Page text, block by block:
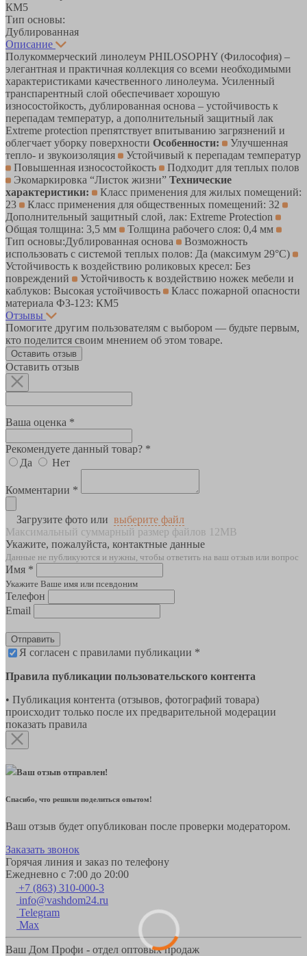
КМ5
Тип основы:
Дублированная
Описание
Полукоммерческий линолеум PHILOSOPHY (Философия) –
элегантная и практичная коллекция со всеми необходимыми
характеристиками качественного линолеума. Усиленный
транспарентный слой обеспечивает хорошую
износостойкость, дублированная основа – устойчивость к
перепадам температур, а дополнительный защитный лак
Extreme protection препятствует впитыванию загрязнений и
облегчает уборку поверхности Особенности:
Улучшенная
тепло- и звукоизоляция
Устойчивый к перепадам температур
Повышенная износостойкость
Подходит для теплых полов
Экомаркировка “Листок жизни” Технические
характеристики:
Класс применения для жилых помещений:
23
Класс применения для общественных помещений: 32
Дополнительный защитный слой, лак: Extreme Protection
Общая толщина: 3,5 мм
Толщина рабочего слоя: 0,4 мм
Тип основы:Дублированная основа
Возможность
использовать с системой теплых полов: Да (максимум 29°C)
Устойчивость к воздействию роликовых кресел: Без
повреждений
Устойчивость к воздействию ножек мебели и
каблуков: Высокая устойчивость
Класс пожарной опасности
материала ФЗ-123: КМ5
Отзывы
Помогите другим пользователям с выбором — будьте первым,
кто поделится своим мнением об этом товаре.
Оставить отзыв
Оставить отзыв
Ваша оценка *
Рекомендуете данный товар? *
Да
Нет
Комментарии *
Загрузите фото или выберите файл
Максимальный суммарный размер файлов 12MB
Укажите, пожалуйста, контактные данные
Данные не публикуются и нужны, чтобы ответить на ваш отзыв или вопрос
Имя *
Укажите Ваше имя или псевдоним
Телефон
Email
Отправить
Я согласен с правилами публикации *
Правила публикации пользовательского контента
• Публикация контента (отзывов, фотографий товара)
происходит только после их предварительной модерации
показать правила
Ваш отзыв отправлен!
Спасибо, что решили поделиться опытом!
Ваш отзыв будет опубликован после проверки модератором.
Заказать звонок
Горячая линия и заказ по телефону
Ежедневно с 7:00 до 20:00
+7 (863) 310-000-3
info@vashdom24.ru
Telegram
Max
Ваш Дом Профи - отдел оптовых продаж